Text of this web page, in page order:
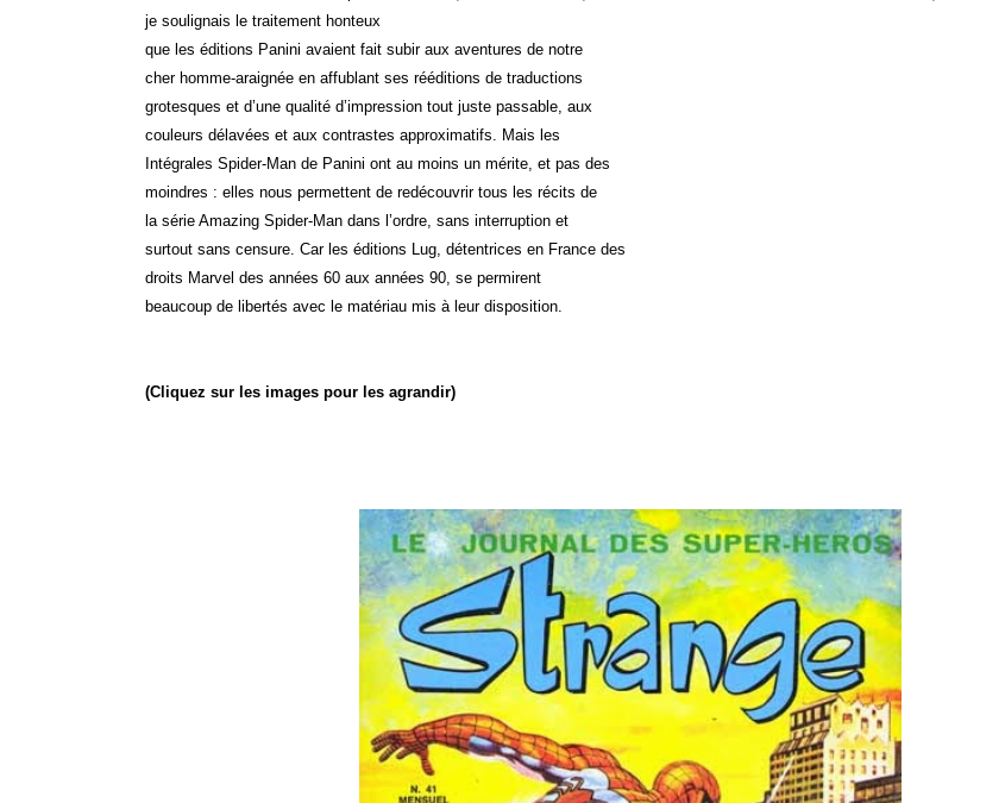
je soulignais le traitement honteux
que les éditions Panini avaient fait subir aux aventures de notre
cher homme-araignée en affublant ses rééditions de traductions
grotesques et d’une qualité d’impression tout juste passable, aux
couleurs délavées et aux contrastes approximatifs. Mais les
Intégrales Spider-Man de Panini ont au moins un mérite, et pas des
moindres : elles nous permettent de redécouvrir tous les récits de
la série Amazing Spider-Man dans l’ordre, sans interruption et
surtout sans censure. Car les éditions Lug, détentrices en France des
droits Marvel des années 60 aux années 90, se permirent
beaucoup de libertés avec le matériau mis à leur disposition.
(Cliquez sur les images pour les agrandir)